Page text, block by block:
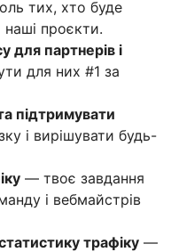
тих, хто буде
проєкти.
для партнерів і
для них #1 за
підтримувати
і вирішувати будь-
— твоє завдання
і вебмайстрів
трафіку —